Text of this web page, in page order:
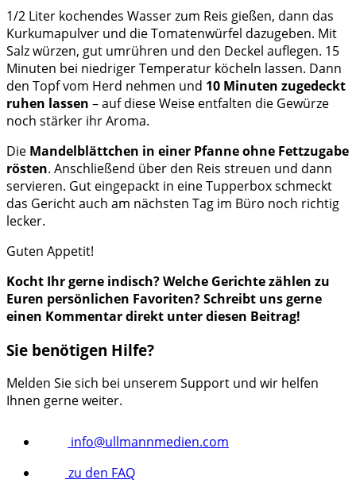
1/2 Liter kochendes Wasser zum Reis gießen, dann das
Kurkumapulver und die Tomatenwürfel dazugeben. Mit
Salz würzen, gut umrühren und den Deckel auflegen. 15
Minuten bei niedriger Temperatur köcheln lassen. Dann
den Topf vom Herd nehmen und 10 Minuten zugedeckt
ruhen lassen – auf diese Weise entfalten die Gewürze
noch stärker ihr Aroma.
Die Mandelblättchen in einer Pfanne ohne Fettzugabe
rösten. Anschließend über den Reis streuen und dann
servieren. Gut eingepackt in eine Tupperbox schmeckt
das Gericht auch am nächsten Tag im Büro noch richtig
lecker.
Guten Appetit!
Kocht Ihr gerne indisch? Welche Gerichte zählen zu
Euren persönlichen Favoriten? Schreibt uns gerne
einen Kommentar direkt unter diesen Beitrag!
Sie benötigen Hilfe?
Melden Sie sich bei unserem Support und wir helfen
Ihnen gerne weiter.
info@ullmannmedien.com
zu den FAQ